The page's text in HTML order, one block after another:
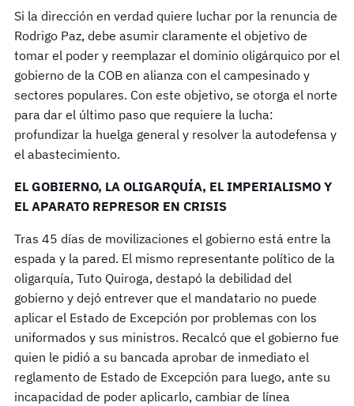
Si la dirección en verdad quiere luchar por la renuncia de
Rodrigo Paz, debe asumir claramente el objetivo de
tomar el poder y reemplazar el dominio oligárquico por el
gobierno de la COB en alianza con el campesinado y
sectores populares. Con este objetivo, se otorga el norte
para dar el último paso que requiere la lucha:
profundizar la huelga general y resolver la autodefensa y
el abastecimiento.
EL GOBIERNO, LA OLIGARQUÍA, EL IMPERIALISMO Y
EL APARATO REPRESOR EN CRISIS
Tras 45 días de movilizaciones el gobierno está entre la
espada y la pared. El mismo representante político de la
oligarquía, Tuto Quiroga, destapó la debilidad del
gobierno y dejó entrever que el mandatario no puede
aplicar el Estado de Excepción por problemas con los
uniformados y sus ministros. Recalcó que el gobierno fue
quien le pidió a su bancada aprobar de inmediato el
reglamento de Estado de Excepción para luego, ante su
incapacidad de poder aplicarlo, cambiar de línea